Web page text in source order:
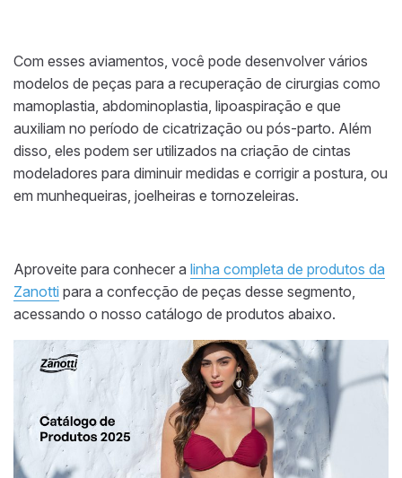
Com esses aviamentos, você pode desenvolver vários
modelos de peças para a recuperação de cirurgias como
mamoplastia, abdominoplastia, lipoaspiração e que
auxiliam no período de cicatrização ou pós-parto. Além
disso, eles podem ser utilizados na criação de cintas
modeladores para diminuir medidas e corrigir a postura, ou
em munhequeiras, joelheiras e tornozeleiras.
Aproveite para conhecer a linha completa de produtos da
Zanotti para a confecção de peças desse segmento,
acessando o nosso catálogo de produtos abaixo.